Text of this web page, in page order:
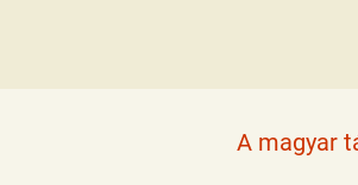
A magyar